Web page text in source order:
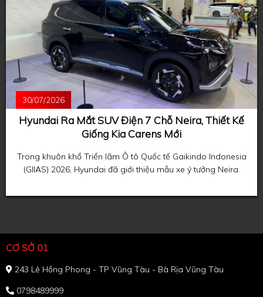
30/07/2026
Hyundai Ra Mắt SUV Điện 7 Chỗ Neira, Thiết Kế
Giống Kia Carens Mới
Trong khuôn khổ Triển lãm Ô tô Quốc tế Gaikindo Indonesia
(GIIAS) 2026, Hyundai đã giới thiệu mẫu xe ý tưởng Neira.
CƠ SỞ 01
243 Lê Hồng Phong - TP Vũng Tàu - Bà Rịa Vũng Tàu
0798489999